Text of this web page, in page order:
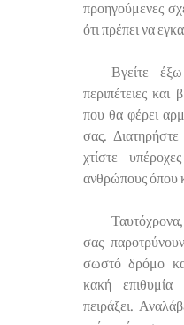
προηγούμενες
ότι πρέπει να
Βγείτε
περιπέτειες
που θα φέρει
σας.
χτίστε
ανθρώπους όπου
σας
σωστό δρόμο
κακή
πειράξει.